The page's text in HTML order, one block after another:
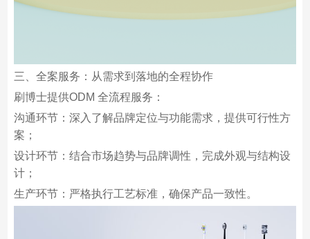
三、全案服务：从需求到落地的全程协作
刷博士提供ODM 全流程服务：
沟通环节：深入了解品牌定位与功能需求，提供可行性方
案；
设计环节：结合市场趋势与品牌调性，完成外观与结构设
计；
生产环节：严格执行工艺标准，确保产品一致性。